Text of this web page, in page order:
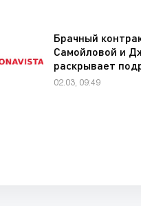
Брачный
Самойловой и
раскрывает
02.03, 09:49